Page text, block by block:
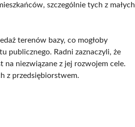
szczególnie tych z małych
terenów bazy, co mogłoby
publicznego. Radni zaznaczyli, że
na niezwiązane z jej rozwojem cele.
z przedsiębiorstwem.